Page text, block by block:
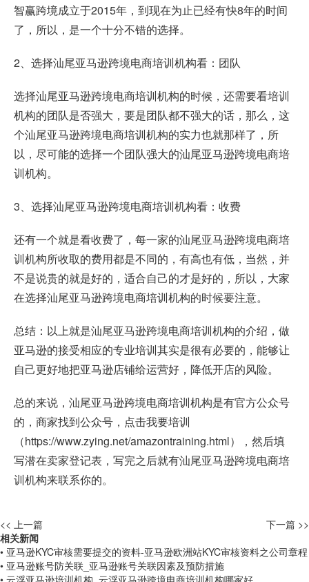
智赢跨境成立于2015年，到现在为止已经有快8年的时间
了，所以，是一个十分不错的选择。
2、选择汕尾亚马逊跨境电商培训机构看：团队
选择汕尾亚马逊跨境电商培训机构的时候，还需要看培训
机构的团队是否强大，要是团队都不强大的话，那么，这
个汕尾亚马逊跨境电商培训机构的实力也就那样了，所
以，尽可能的选择一个团队强大的汕尾亚马逊跨境电商培
训机构。
3、选择汕尾亚马逊跨境电商培训机构看：收费
还有一个就是看收费了，每一家的汕尾亚马逊跨境电商培
训机构所收取的费用都是不同的，有高也有低，当然，并
不是说贵的就是好的，适合自己的才是好的，所以，大家
在选择汕尾亚马逊跨境电商培训机构的时候要注意。
总结：以上就是汕尾亚马逊跨境电商培训机构的介绍，做
亚马逊的接受相应的专业培训其实是很有必要的，能够让
自己更好地把亚马逊店铺给运营好，降低开店的风险。
总的来说，汕尾亚马逊跨境电商培训机构是有官方公众号
的，商家找到公众号，点击我要培训
（https://www.zying.net/amazontraining.html），然后填
写潜在卖家登记表，写完之后就有汕尾亚马逊跨境电商培
训机构来联系你的。
<< 上一篇
下一篇 >>
相关新闻
• 亚马逊KYC审核需要提交的资料-亚马逊欧洲站KYC审核资料之公司章程
• 亚马逊账号防关联_亚马逊账号关联因素及预防措施